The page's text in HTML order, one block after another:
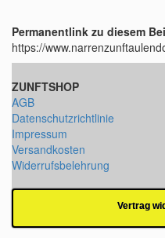
Permanentlink zu diesem
https://
ZUNFTSHOP
AGB
Datenschutzrichtlinie
Impressum
Versandkosten
Widerrufsbelehrung
Vertrag